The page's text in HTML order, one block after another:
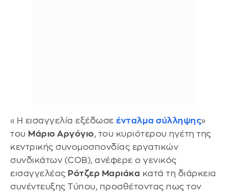
«Η εισαγγελία εξέδωσε ένταλμα σύλληψης»
του Μάριο Αργόγιο, του κυριότερου ηγέτη της
κεντρικής συνομοσπονδίας εργατικών
συνδικάτων (COB), ανέφερε ο γενικός
εισαγγελέας Ρότζερ Μαριάκα κατά τη διάρκεια
συνέντευξης Τύπου, προσθέτοντας πως τον